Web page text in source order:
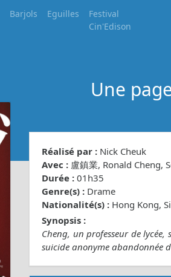
Barjols Eguilles
Festival
Cin'Edison
Une
Réalisé par : Nick Cheuk
Avec : 盧鎮業, Ronald Cheng,
Durée : 01h35
Genre(s) : Drame
Nationalité(s) : Hong Kong,
Synopsis :
Cheng, un professeur de
suicide anonyme abandonnée